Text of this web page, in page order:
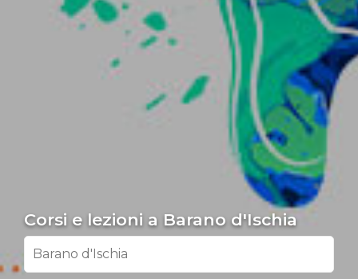
Corsi e lezioni a Barano d'Ischia
Barano d'Ischia